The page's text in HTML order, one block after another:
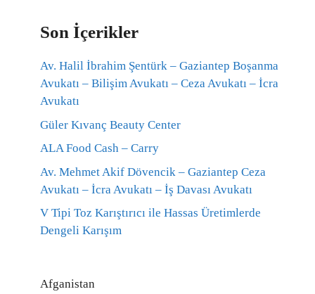
Son İçerikler
Av. Halil İbrahim Şentürk – Gaziantep Boşanma
Avukatı – Bilişim Avukatı – Ceza Avukatı – İcra
Avukatı
Güler Kıvanç Beauty Center
ALA Food Cash – Carry
Av. Mehmet Akif Dövencik – Gaziantep Ceza
Avukatı – İcra Avukatı – İş Davası Avukatı
V Tipi Toz Karıştırıcı ile Hassas Üretimlerde
Dengeli Karışım
Afganistan